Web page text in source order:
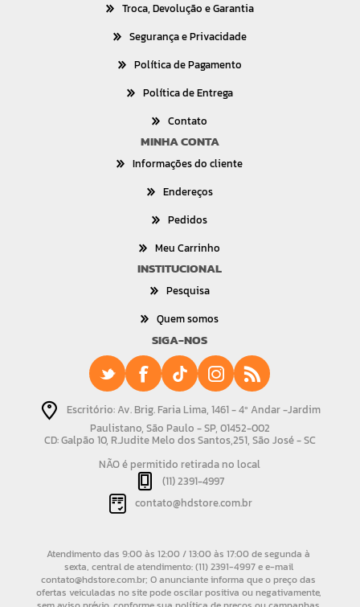
Troca, Devolução e Garantia
Segurança e Privacidade
Política de Pagamento
Política de Entrega
Contato
MINHA CONTA
Informações do cliente
Endereços
Pedidos
Meu Carrinho
INSTITUCIONAL
Pesquisa
Quem somos
SIGA-NOS
Escritório: Av. Brig. Faria Lima, 1461 - 4º Andar -Jardim
Paulistano, São Paulo - SP, 01452-002
CD: Galpão 10, R.Judite Melo dos Santos,251, São José - SC
NÃO é permitido retirada no local
(11) 2391-4997
contato@hdstore.com.br